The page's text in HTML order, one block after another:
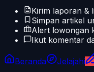
Kirim laporan &
Simpan artikel
Alert lowongan
Ikut komentar
Beranda Jelajahi